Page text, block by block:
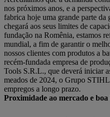
nos próximos anos, e a
fabrica hoje uma grande parte da
chegará aos seus limites de
fundação na Romênia, estamos
mundial, a fim de garantir o
nossos clientes com produtos a
recém-fundada empresa de
Tools S.R.L., que deverá iniciar
meados de 2024, o Grupo
empregos a longo prazo.
Proximidade ao mercado e